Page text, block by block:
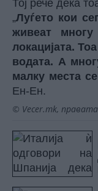
Тој рече дека
„Луѓето кои
живеат
локацијата.
водата. А
малку места
Ен-Ен.
© Vecer.mk,